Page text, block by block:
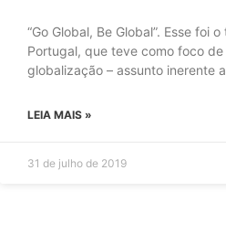
“Go Global, Be Global”. Esse foi
Portugal, que teve como foco de
globalização – assunto inerente
LEIA MAIS »
31 de julho de 2019